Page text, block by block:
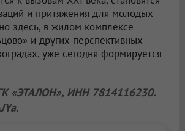
и притяжения для молодых
здесь, в жилом комплексе
и других перспективных
уже сегодня формируется
«ЭТАЛОН», ИНН 7814116230.
.